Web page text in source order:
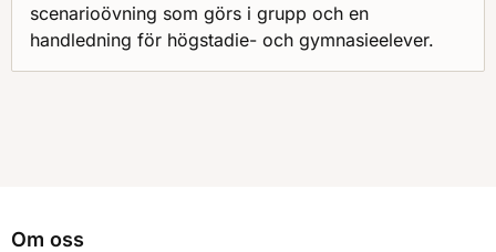
scenarioövning som görs i grupp och en
handledning för högstadie- och gymnasieelever.
Om oss